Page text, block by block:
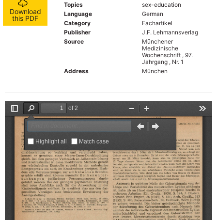
Download
this PDF
Topics
sex-education
Language
German
Category
Fachartikel
Publisher
J.F. Lehmannsverlag
Source
Münchener
Medizinische
Wochenschrift , 97.
Jahrgang , Nr. 1
Address
München